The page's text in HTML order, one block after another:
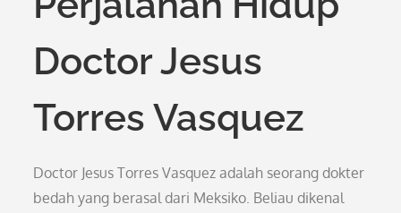
Doctor Jesus
Torres Vasquez
Doctor Jesus Torres Vasquez adalah seorang dokter
bedah yang berasal dari Meksiko. Beliau dikenal